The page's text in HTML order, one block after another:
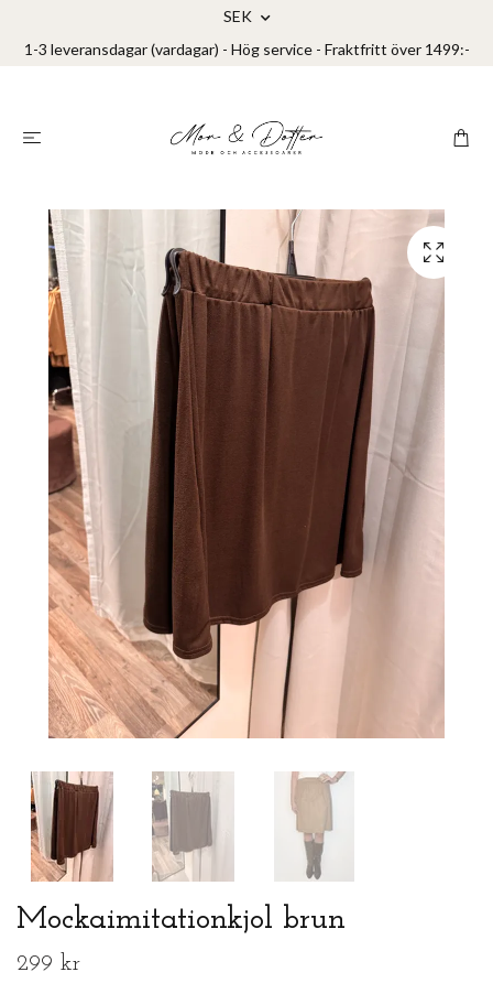
SEK
1-3 leveransdagar (vardagar) - Hög service - Fraktfritt över 1499:-
Mockaimitationkjol brun
299 kr